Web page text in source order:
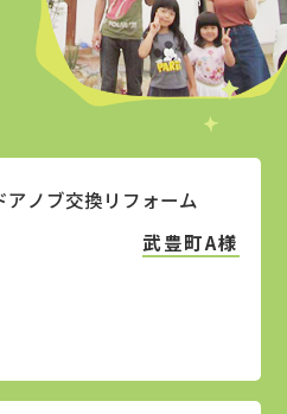
アノブ交換リフォーム
武豊町A様